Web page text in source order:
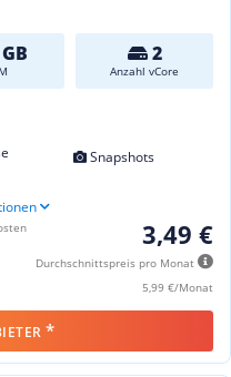
2
Anzahl vCore
Snapshots
3,49 €
Durchschnittspreis pro Monat
5,99 €/Monat
*